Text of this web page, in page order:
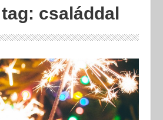
családdal